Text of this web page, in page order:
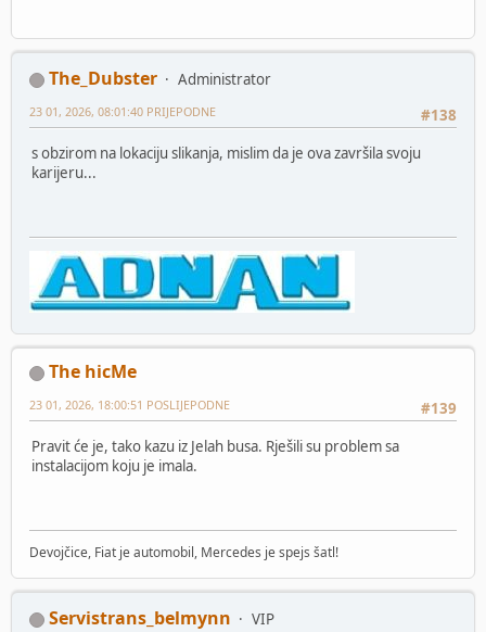
The_Dubster
Administrator
#138
23 01, 2026, 08:01:40 PRIJEPODNE
s obzirom na lokaciju slikanja, mislim da je ova završila svoju
karijeru...
The hicMe
#139
23 01, 2026, 18:00:51 POSLIJEPODNE
Pravit će je, tako kazu iz Jelah busa. Rješili su problem sa
instalacijom koju je imala.
Devojčice, Fiat je automobil, Mercedes je spejs šatl!
Servistrans_belmynn
VIP